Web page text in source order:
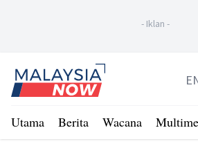
- Iklan -
Home
Utama Berita Wacana